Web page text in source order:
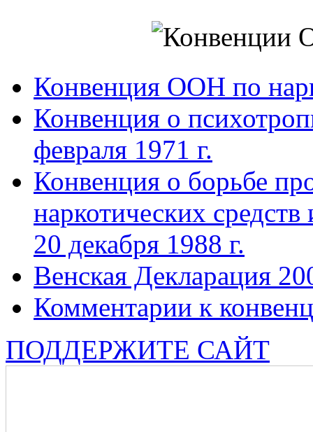
Конвенция ООН по
Конвенция о
февраля 1971 г.
Конвенция о борьбе
наркотических
20 декабря 1988 г.
Венская Декларация
Комментарии к
ПОДДЕРЖИТЕ САЙТ